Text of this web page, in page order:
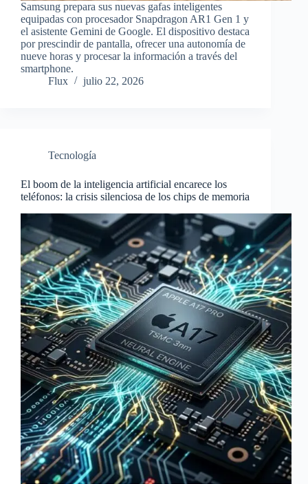
Samsung prepara sus nuevas gafas inteligentes
equipadas con procesador Snapdragon AR1 Gen 1 y
el asistente Gemini de Google. El dispositivo destaca
por prescindir de pantalla, ofrecer una autonomía de
nueve horas y procesar la información a través del
smartphone.
Flux
julio 22, 2026
Tecnología
El boom de la inteligencia artificial encarece los
teléfonos: la crisis silenciosa de los chips de memoria